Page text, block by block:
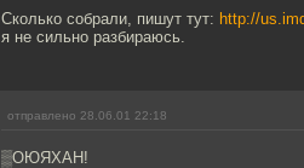
Сколько собрали, пишут тут: http://
я не сильно разбираюсь.
отправлено 28.06.01 22:18
▒ОЮЯХАН!